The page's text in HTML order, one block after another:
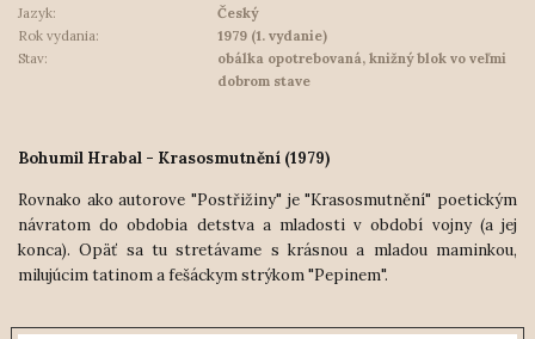
Jazyk:
Český
Rok vydania:
1979 (1. vydanie)
Stav:
obálka opotrebovaná, knižný blok vo veľmi
dobrom stave
Bohumil Hrabal - Krasosmutnění (1979)
Rovnako ako autorove "Postřižiny" je "Krasosmutnění" poetickým
návratom do obdobia detstva a mladosti v období vojny (a jej
konca). Opäť sa tu stretávame s krásnou a mladou maminkou,
milujúcim tatinom a fešáckym strýkom "Pepinem".